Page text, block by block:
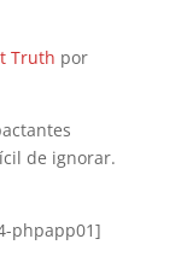
Truth por
de ignorar.
phpapp01]